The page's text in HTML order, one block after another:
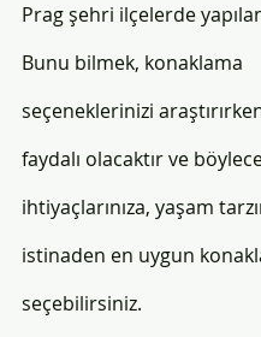
Prag şehri ilçelerde
Bunu bilmek, konaklama
seçeneklerinizi
faydalı olacaktır ve
ihtiyaçlarınıza, yaşam
istinaden en uygun
seçebilirsiniz.